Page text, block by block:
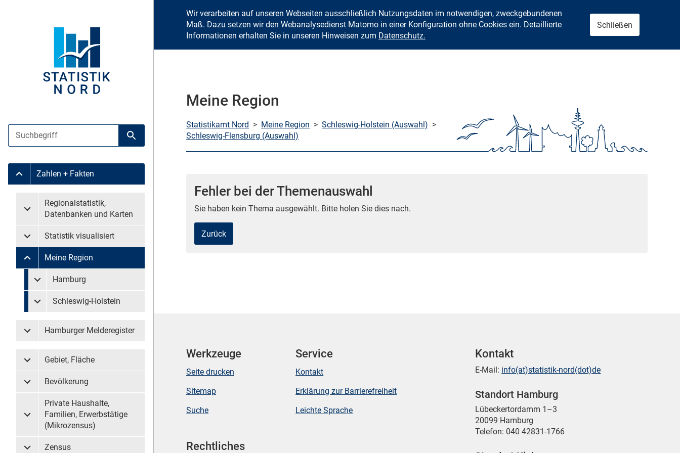
Zum Inhalt springen
Suche
Suche starten
Untermenü Zahlen + Fakten
Zahlen + Fakten
Untermenü überspringen
Untermenü Regionalstatistik, Datenbanken und Karten
Regionalstatistik,
Datenbanken und Karten
Untermenü Statistik visualisiert
Statistik visualisiert
Untermenü Meine Region
Meine Region
Untermenü überspringen
Untermenü Meine Region Hamburg
Hamburg
Untermenü Meine Region Schleswig-Holstein
Schleswig-Holstein
Untermenü Hamburger Melderegister
Hamburger Melderegister
Untermenü Gebiet, Fläche
Gebiet, Fläche
Untermenü Bevölkerung
Bevölkerung
Untermenü Private Haushalte, Familien, Erwerbstätige (Mikrozensus)
Private Haushalte,
Familien, Erwerbstätige
(Mikrozensus)
Zensus
Wir verarbeiten auf unseren Webseiten ausschließlich Nutzungsdaten im notwendigen, zweckgebundenen
Maß. Dazu setzen wir den Webanalysedienst Matomo in einer Konfiguration ohne Cookies ein. Detaillierte
Informationen erhalten Sie in unseren Hinweisen zum Datenschutz.
Schließen
Meine Region
Statistikamt Nord > Meine Region > Schleswig-Holstein (Auswahl) >
Schleswig-Flensburg (Auswahl)
Fehler bei der Themenauswahl
Sie haben kein Thema ausgewählt. Bitte holen Sie dies nach.
Zurück
Werkzeuge
Seite drucken
Sitemap
Suche
Service
Kontakt
Erklärung zur Barrierefreiheit
Leichte Sprache
Rechtliches
Kontakt
E-Mail: info(at)statistik-nord(dot)de
Standort Hamburg
Lübeckertordamm 1–3
20099 Hamburg
Telefon: 040 42831-1766